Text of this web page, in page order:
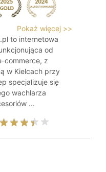
Pokaż więcej >>
to internetowa
od
commerce, z
w Kielcach przy
specjalizuje się
wachlarza
...